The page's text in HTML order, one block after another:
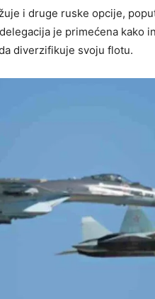
i druge ruske opcije,
je primećena kako
diverzifikuje svoju flotu.